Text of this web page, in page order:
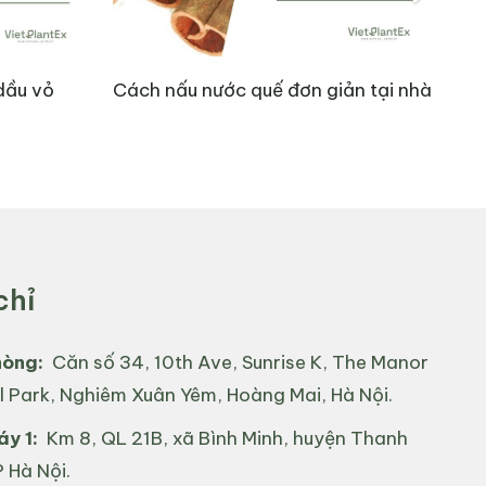
môi trường, giảm thiểu các dấu hiệu lão hóa và
vỏ
Cách nấu nước quế đơn giản tại nhà
Căn số 34, 10th Ave, Sunrise K, The Manor
Park, Nghiêm Xuân Yêm, Hoàng Mai, Hà Nội.
1: Km 8, QL 21B, xã Bình Minh, huyện Thanh
Hà Nội.